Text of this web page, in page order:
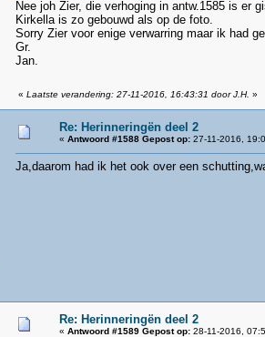
Nee joh Zier, die verhoging in antw.1585 is er
Kirkella is zo gebouwd als op de foto.
Sorry Zier voor enige verwarring maar ik had
Gr.
Jan.
« Laatste verandering: 27-11-2016, 16:43:31 door J.H. »
Re: Herinneringën deel 2
« Antwoord #1588 Gepost op: 27-11-2016,
Ja,daarom had ik het ook over een
Re: Herinneringën deel 2
« Antwoord #1589 Gepost op: 28-11-2016,